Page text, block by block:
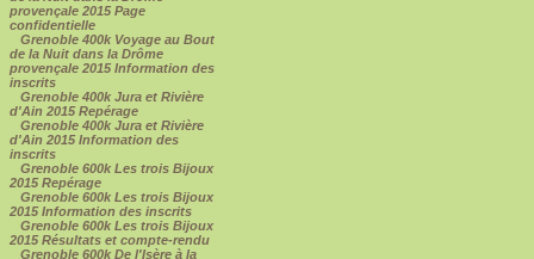
provençale 2015 Page
confidentielle
Grenoble 400k Voyage au Bout
de la Nuit dans la Drôme
provençale 2015 Information des
inscrits
Grenoble 400k Jura et Rivière
d'Ain 2015 Repérage
Grenoble 400k Jura et Rivière
d'Ain 2015 Information des
inscrits
Grenoble 600k Les trois Bijoux
2015 Repérage
Grenoble 600k Les trois Bijoux
2015 Information des inscrits
Grenoble 600k Les trois Bijoux
2015 Résultats et compte-rendu
Grenoble 600k De l'Isère à la